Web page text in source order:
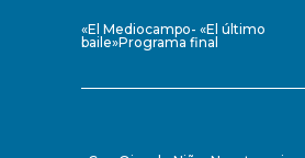
«El Mediocampo- «El último
baile»Programa final